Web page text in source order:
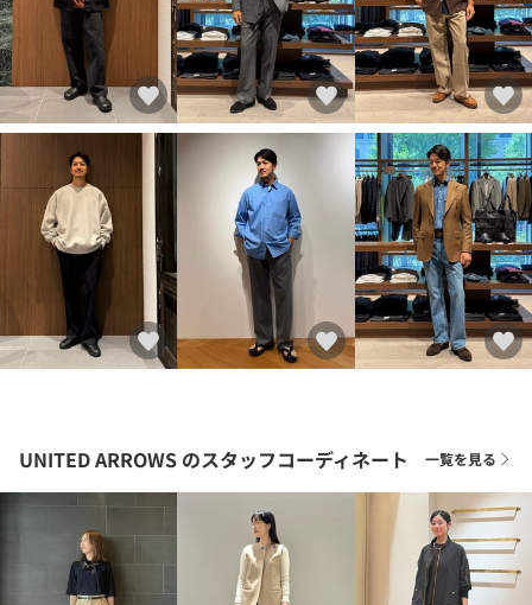
UNITED ARROWS のスタッフコーディネート 一覧を見る